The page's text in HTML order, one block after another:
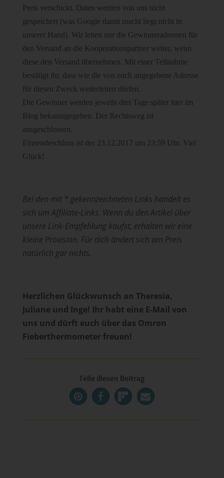
Preis verschickt. Daten werden von uns nicht
gespeichert (was Google damit macht liegt nicht in
unserer Hand). Wir leiten nur die Gewinneradressen für
den Versand an die Kooperationspartner weiter, wenn
diese den Versand übernehmen. Mit einer Teilnahme
bestätigt ihr, dass wie die von euch angegebene Adresse
für diesen Zweck weiterleiten dürfen.
Die Gewinner werden jeweils drei Tage später hier im
Blog bekanntgegeben. Der Rechtsweg ist
ausgeschlossen.
Einsendeschluss ist der 23.12.2017 um 23:59 Uhr. Viel
Glück!
Bei den mit * gekennzeichneten Links handelt es
sich um Affiliate-Links. Wenn du den Artikel über
unsere Link-Empfehlung kaufst, erhalten wir eine
kleine Provision. Für dich ändert sich am Preis
natürlich gar nichts.
Herzlichen Glückwunsch an Theresia,
Juliane und Inge! Ihr habt eine E-Mail von
uns und dürft euch über das Omron
Fieberthermometer freuen!
Teile diesen Beitrag